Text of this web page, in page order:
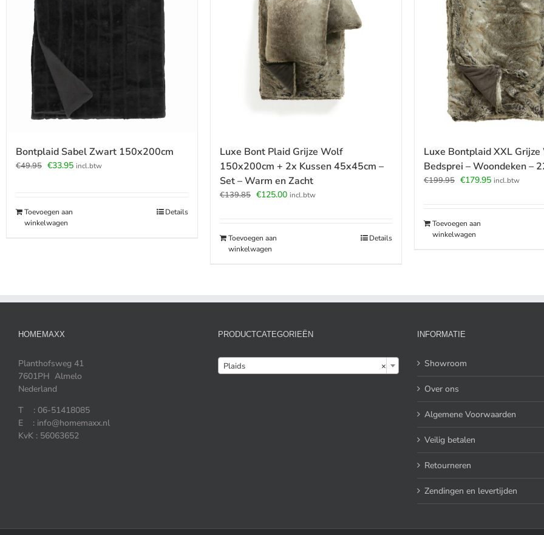
Bontplaid Sabel Zwart 150x200cm
€49.95 Oorspronkelijke
€33.95Huidige
incl.btw
Toevoegen aan
winkelwagen
Details
Luxe Bont Plaid Grijze Wolf
150x200cm + 2x Kussen 45x45cm –
Set – Warm en Zacht
€139.85 Oorspronkelijke
€125.00Huidige
incl.btw
Toevoegen aan
winkelwagen
Details
Luxe Bontplaid XXL
Bedsprei – Woondeken –
€199.95 Oorspronkelijke
€179.95Huidige
incl.btw
Toevoegen aan
winkelwagen
HOMEMAXX
Planthofsweg 41
7601PH Almelo
Nederland
T : 06-51418085
E : info@homemaxx.nl
KvK : 56063652
PRODUCTCATEGORIEËN
×
Plaids
INFORMATIE
Showroom
Over ons
Algemene Voorwaarden
Veilig betalen
Retourneren
Zendingen en levertijden